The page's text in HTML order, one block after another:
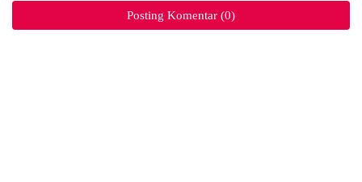
Posting Komentar (0)